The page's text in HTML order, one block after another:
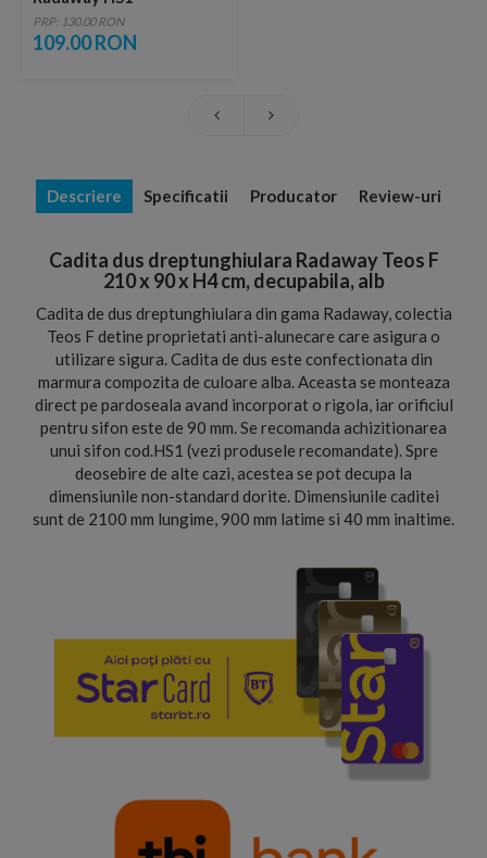
PRP: 130.00 RON
109.00 RON
Descriere Specificatii Producator Review-uri
Cadita dus dreptunghiulara Radaway Teos F
210 x 90 x H4 cm, decupabila, alb
Cadita de dus dreptunghiulara din gama Radaway, colectia
Teos F detine proprietati anti-alunecare care asigura o
utilizare sigura. Cadita de dus este confectionata din
marmura compozita de culoare alba. Aceasta se monteaza
direct pe pardoseala avand incorporat o rigola, iar orificiul
pentru sifon este de 90 mm. Se recomanda achizitionarea
unui sifon cod.HS1 (vezi produsele recomandate). Spre
deosebire de alte cazi, acestea se pot decupa la
dimensiunile non-standard dorite. Dimensiunile caditei
sunt de 2100 mm lungime, 900 mm latime si 40 mm inaltime.